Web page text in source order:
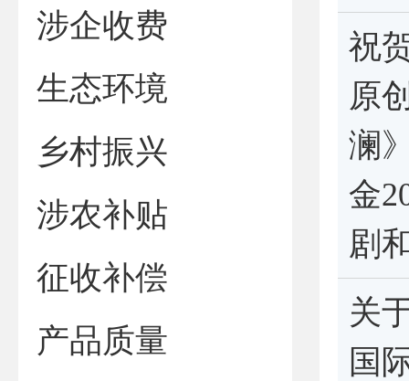
涉企收费
生态环境
乡村振兴
涉农补贴
征收补偿
产品质量
祝
原
澜
金
剧
关
国